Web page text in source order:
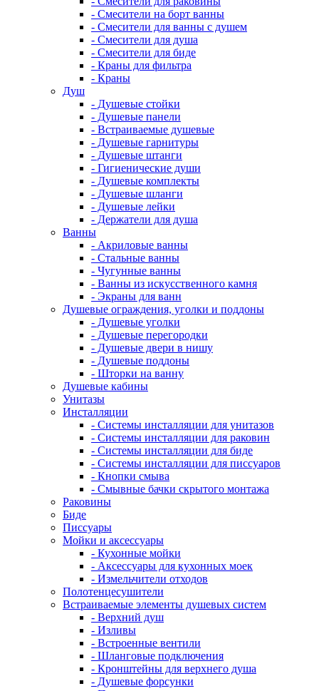
- Смесители на борт ванны
- Смесители для ванны с душем
- Смесители для душа
- Смесители для биде
- Краны для фильтра
- Краны
Душ
- Душевые стойки
- Душевые панели
- Встраиваемые душевые
- Душевые гарнитуры
- Душевые штанги
- Гигиенические души
- Душевые комплекты
- Душевые шланги
- Душевые лейки
- Держатели для душа
Ванны
- Акриловые ванны
- Стальные ванны
- Чугунные ванны
- Ванны из искусственного камня
- Экраны для ванн
Душевые ограждения, уголки и поддоны
- Душевые уголки
- Душевые перегородки
- Душевые двери в нишу
- Душевые поддоны
- Шторки на ванну
Душевые кабины
Унитазы
Инсталляции
- Системы инсталляции для унитазов
- Системы инсталляции для раковин
- Системы инсталляции для биде
- Системы инсталляции для писсуаров
- Кнопки смыва
- Смывные бачки скрытого монтажа
Раковины
Биде
Писсуары
Мойки и аксессуары
- Кухонные мойки
- Аксессуары для кухонных моек
- Измельчители отходов
Полотенцесушители
Встраиваемые элементы душевых систем
- Верхний душ
- Изливы
- Встроенные вентили
- Шланговые подключения
- Кронштейны для верхнего душа
- Душевые форсунки